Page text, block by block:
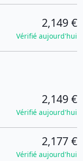
2,149 €
Vérifié aujourd'hui
2,149 €
Vérifié aujourd'hui
2,177 €
Vérifié aujourd'hui